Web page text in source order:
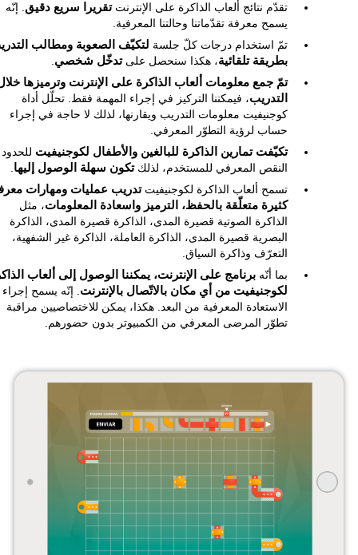
تقدّم نتائج ألعاب الذاكرة على الإنترنتتقريرا سريع دقيق. إنّه
يسمح معرفة تقدّماتنا وحالتنا المعرفية.
تمّ استخدام درجات كلّ جلسة لتكيّف الصعوبة ومطالب
بطريقة تلقائية، هكذا سنحصل علىتدخّل شخصي.
تمّ جمع معلومات ألعاب الذاكرة على الإنترنت وترميزها
التدريب، فيمكننا التركيز في إجراء المهمة فقط. تحلّل أداة
كوجنيفيت معلومات التدريب ويقارنها، لذلك لا حاجة في إجراء
حساب لرؤية التطوّر المعرفي.
تكيّفت تمارين الذاكرة للبالغين والأطفال لكوجنيفيت
النقص المعرفي للمستخدم، لذلكتكون سهلة الوصول إليها.
تسمح ألعاب الذاكرة لكوجنيفيتتدريب عمليات ومهارات
كثيرة متعلّقة بالحفظ، الترميز واسعادة المعلومات، مثل
الذاكرة الصوتية قصيرة المدى، الذاكرة قصيرة المدى، الذاكرة
البصرية قصيرة المدى، الذاكرة العاملة، الذاكرة غير الشفهية،
التعرّف وذاكرة السياق.
بما أنّه برنامج على الإنترنت، يمكننا الوصول إلى ألعاب
لكوجنيفيت من أي مكان بالاتّصال بالإنترنت. إنّه يسمح إجراء
الاستعادة المعرفية من البعد. هكذا، يمكن للاختصاصيين مراقبة
تطوّر المرضى المعرفي من الكمبيوتر بدون حضورهم.